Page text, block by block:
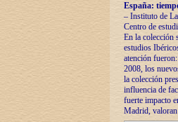
España:
– Instituto de
Centro de
En la colección
estudios
atención
2008, los
la colección
influencia de
fuerte impacto
Madrid,